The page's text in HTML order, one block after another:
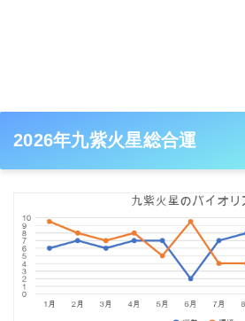
2026年九紫火星総合運